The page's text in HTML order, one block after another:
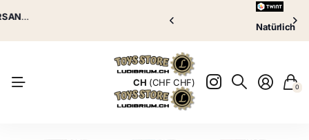
Puppenklinik
CH (CHF CHF) 0